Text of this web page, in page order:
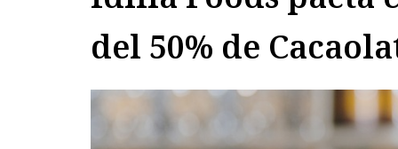
del 50% de